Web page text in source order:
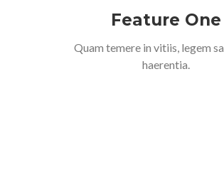
Feature One
Quam temere in vitiis, legem
haerentia.